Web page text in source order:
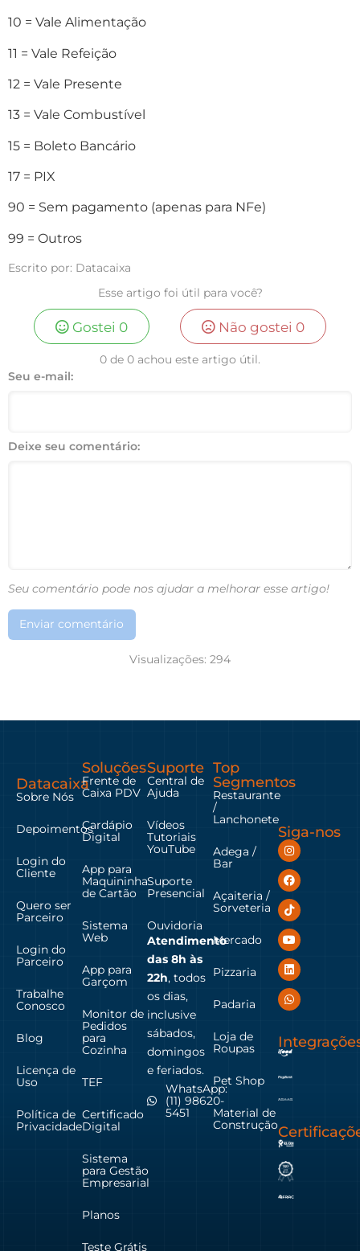
10 = Vale Alimentação
11 = Vale Refeição
12 = Vale Presente
13 = Vale Combustível
15 = Boleto Bancário
17 = PIX
90 = Sem pagamento (apenas para NFe)
99 = Outros
Escrito por: Datacaixa
Esse artigo foi útil para você?
Gostei 0 Não gostei 0
0 de 0 achou este artigo útil.
Seu e-mail:
Deixe seu comentário:
Seu comentário pode nos ajudar a melhorar esse artigo!
Enviar comentário
Visualizações: 294
Datacaixa
Sobre Nós
Depoimentos
Login do
Cliente
Quero ser
Parceiro
Login do
Parceiro
Trabalhe
Conosco
Blog
Licença de
Uso
Política de
Privacidade
Soluções
Frente de
Caixa PDV
Cardápio
Digital
App para
Maquininha
de Cartão
Sistema
Web
App para
Garçom
Monitor de
Pedidos
para
Cozinha
TEF
Certificado
Digital
Sistema
para Gestão
Empresarial
Planos
Teste Grátis
Suporte
Central de
Ajuda
Vídeos
Tutoriais
YouTube
Suporte
Presencial
Ouvidoria
Atendimento
das 8h às
22h, todos
os dias,
inclusive
sábados,
domingos
e feriados.
WhatsApp:
(11) 98620-
5451
Top
Segmentos
Restaurante
/
Lanchonete
Adega /
Bar
Açaiteria /
Sorveteria
Mercado
Pizzaria
Padaria
Loja de
Roupas
Pet Shop
Material de
Construção
Siga-nos